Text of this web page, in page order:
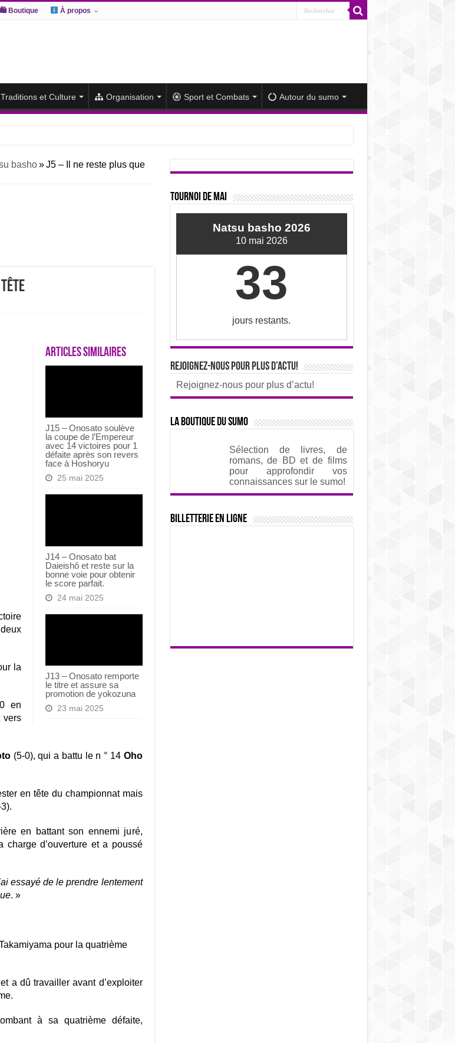
🛍 Boutique À propos
Traditions et Culture Organisation Sport et Combats Autour du sumo
la tête
sa série de victoires face à un Hoshoryu diminué
basho » J5 – Il ne reste plus que
tête
Articles similaires
J15 – Onosato soulève
la coupe de l’Empereur
avec 14 victoires pour 1
défaite après son revers
face à Hoshoryu
25 mai 2025
J14 – Onosato bat
Daieishô et reste sur la
bonne voie pour obtenir
le score parfait.
24 mai 2025
J13 – Onosato remporte
le titre et assure sa
promotion de yokozuna
23 mai 2025
la
en
vers
(5-0), qui a battu le n ° 14 Oho
en tête du championnat mais
en battant son ennemi juré,
d’ouverture et a poussé
essayé de le prendre lentement
. »
pour la quatrième
a dû travailler avant d’exploiter
à sa quatrième défaite,
Tournoi de mai
Natsu basho 2026
10 mai 2026
33
jours restants.
Rejoignez-nous pour plus d’actu!
Rejoignez-nous pour plus d’actu!
La boutique du sumo
Sélection de livres, de
romans, de BD et de films
pour approfondir vos
connaissances sur le sumo!
Billetterie en ligne